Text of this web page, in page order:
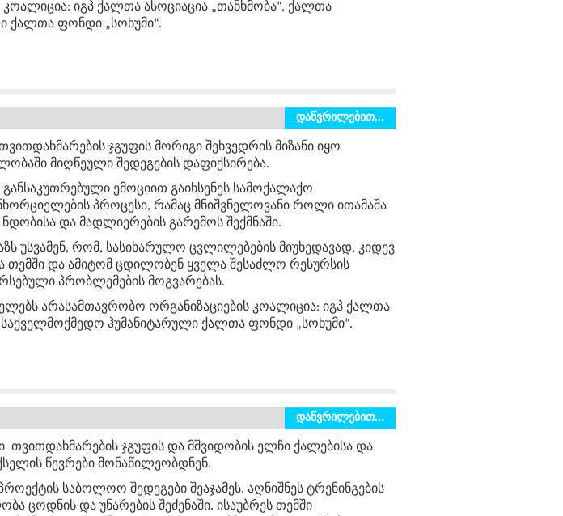
იგპ ქალთა ასოციაცია „თანხმობა“, ქალთა
ქალთა ფონდი „სოხუმი“.
დაწვრილებით...
ჯგუფის მორიგი შეხვედრის მიზანი იყო
მიღწეული შედეგების დაფიქსირება.
განსაკუთრებული ემოციით გაიხსენეს სამოქალაქო
პროცესი, რამაც მნიშვნელოვანი როლი ითამაშა
ნდობისა და მადლიერების გარემოს შექმნაში.
უსვამენ, რომ, სასიხარულო ცვლილებების მიუხედავად, კიდევ
თემში და ამიტომ ცდილობენ ყველა შესაძლო რესურსის
პრობლემების მოგვარებას.
არასამთავრობო ორგანიზაციების კოალიცია: იგპ ქალთა
ჰუმანიტარული ქალთა ფონდი „სოხუმი“.
დაწვრილებით...
თვითდახმარების ჯგუფის და მშვიდობის ელჩი ქალებისა და
წევრები მონაწილეობდნენ.
საბოლოო შედეგები შეაჯამეს. აღნიშნეს ტრენინგების
ცოდნის და უნარების შეძენაში. ისაუბრეს თემში